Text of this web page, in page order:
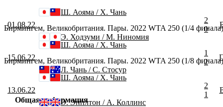
01.08.22
Ш. Аояма / Х. Чань
Э. Ходзуми / М. Ниномия
2
0
Бирмингем, Великобритания. Пары. 2022 WTA 250 (1/4 финала)
15.06.22
Ш. Аояма / Х. Чань
Л. Чань / С. Стосур
1
2
Бирмингем, Великобритания. Пары. 2022 WTA 250 (1/8 финала)
13.06.22
Ш. Аояма / Х. Чань
Э. Эпплтон / А. Коллинс
2
1
Общая информация